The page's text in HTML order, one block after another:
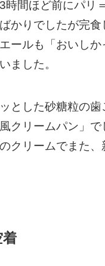
時間ほど前にパリ
かりでしたが完食
ールも「おいしか
ました。
とした砂糖粒の歯
クリームパン」で
クリームでまた、
着